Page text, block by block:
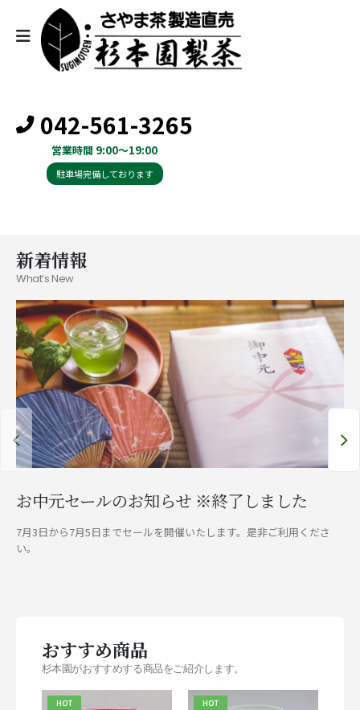
042-561-3265
営業時間 9:00～19:00
駐車場完備しております
新着情報
What’s New
お中元セールのお知らせ ※終了しました
7月3日から7月5日までセールを開催いたします。是非ご利用くださ
い。
おすすめ商品
杉本園がおすすめする商品をご紹介します。
HOT HOT